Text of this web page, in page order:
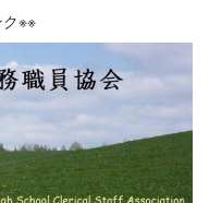
※※